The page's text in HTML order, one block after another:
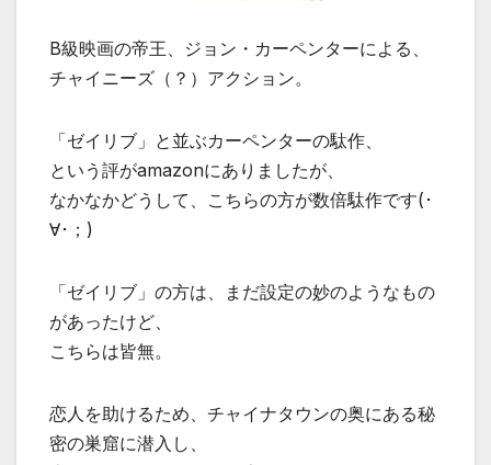
B級映画の帝王、ジョン・カーペンターによる、
チャイニーズ（？）アクション。
「ゼイリブ」と並ぶカーペンターの駄作、
という評がamazonにありましたが、
なかなかどうして、こちらの方が数倍駄作です(･
∀･；)
「ゼイリブ」の方は、まだ設定の妙のようなもの
があったけど、
こちらは皆無。
恋人を助けるため、チャイナタウンの奥にある秘
密の巣窟に潜入し、